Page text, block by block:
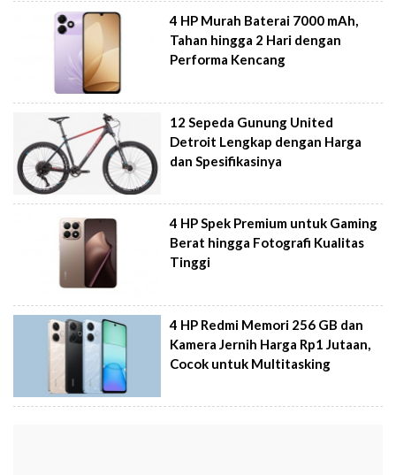
4 HP Murah Baterai 7000 mAh,
Tahan hingga 2 Hari dengan
Performa Kencang
12 Sepeda Gunung United
Detroit Lengkap dengan Harga
dan Spesifikasinya
4 HP Spek Premium untuk Gaming
Berat hingga Fotografi Kualitas
Tinggi
4 HP Redmi Memori 256 GB dan
Kamera Jernih Harga Rp1 Jutaan,
Cocok untuk Multitasking